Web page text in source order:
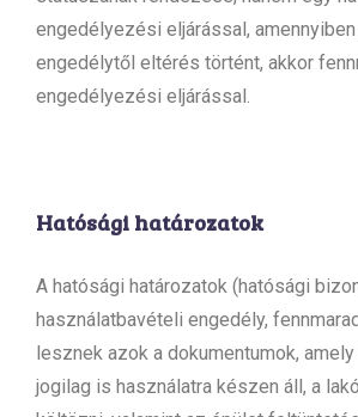
engedélyezési eljárással,
engedélytől eltérés történt, akkor
engedélyezési eljárással.
Hatósági határozatok
A hatósági határozatok (hatósági
használatbavételi engedély,
lesznek azok a dokumentumok,
jogilag is használatra készen áll, a